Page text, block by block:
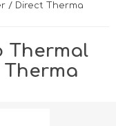
/ Direct Therma
Thermal